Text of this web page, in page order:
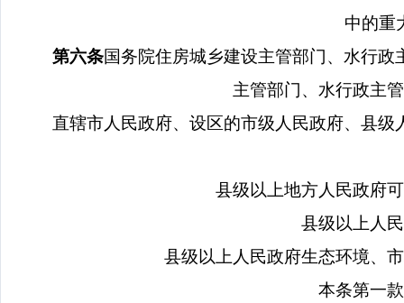
中的重
第六条国务院住房城乡建设主管部门、水行
主管部门、水行政主
直辖市人民政府、设区的市级人民政府、县
县级以上地方人民政府
县级以上人
县级以上人民政府生态环境、
本条第一